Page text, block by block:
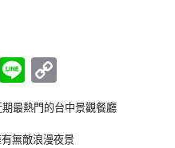
Messenger
Line
Link
最熱門的台中景觀餐廳
無敵浪漫夜景